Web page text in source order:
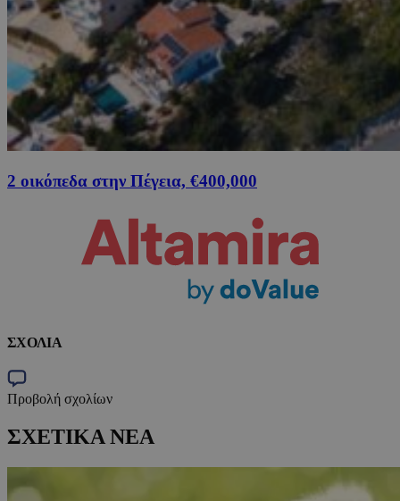
2 οικόπεδα στην Πέγεια, €400,000
ΣΧΟΛΙΑ
Προβολή σχολίων
ΣΧΕΤΙΚΑ ΝΕΑ